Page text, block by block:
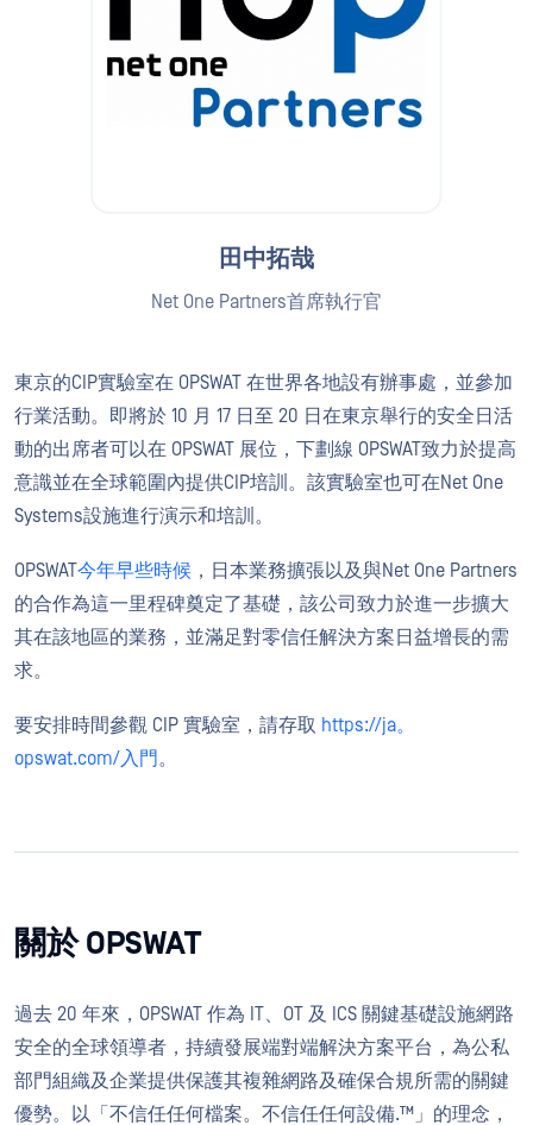
田中拓哉
Net One Partners首席執行官
東京的CIP實驗室在 OPSWAT 在世界各地設有辦事處，並參加
行業活動。即將於 10 月 17 日至 20 日在東京舉行的安全日活
動的出席者可以在 OPSWAT 展位，下劃線 OPSWAT致力於提高
意識並在全球範圍內提供CIP培訓。該實驗室也可在Net One
Systems設施進行演示和培訓。
OPSWAT今年早些時候 ，日本業務擴張以及與Net One Partners
的合作為這一里程碑奠定了基礎，該公司致力於進一步擴大
其在該地區的業務，並滿足對零信任解決方案日益增長的需
求。
要安排時間參觀 CIP 實驗室，請存取 https://ja。
opswat.com/入門。
關於 OPSWAT
過去 20 年來，OPSWAT 作為 IT、OT 及 ICS 關鍵基礎設施網路
安全的全球領導者，持續發展端對端解決方案平台，為公私
部門組織及企業提供保護其複雜網路及確保合規所需的關鍵
優勢。以「不信任任何檔案。不信任任何設備.™」的理念，